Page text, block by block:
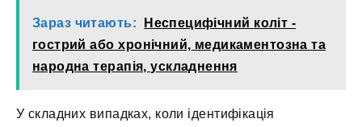
Зараз читають:
Неспецифічний коліт -
гострий або хронічний, медикаментозна та
народна терапія, ускладнення
У складних випадках, коли ідентифікація